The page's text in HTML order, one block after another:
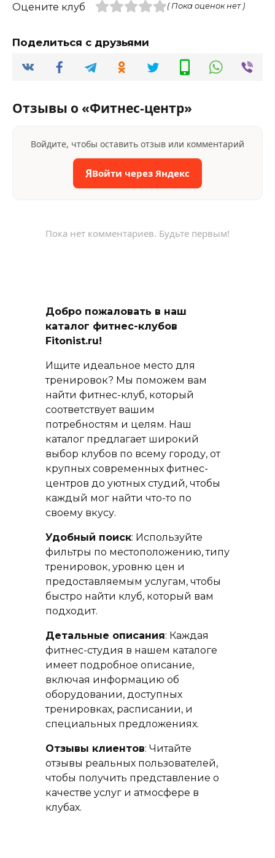
Оцените клуб ( Пока оценок нет )
Поделиться с друзьями
Отзывы о «Фитнес-центр»
Войдите, чтобы оставить отзыв или комментарий
ЯВойти через Яндекс
Пока нет комментариев. Будьте первым!
Добро пожаловать в наш
каталог фитнес-клубов
Fitonist.ru!
Ищите идеальное место для
тренировок? Мы поможем вам
найти фитнес-клуб, который
соответствует вашим
потребностям и целям. Наш
каталог предлагает широкий
выбор клубов по всему городу, от
крупных современных фитнес-
центров до уютных студий, чтобы
каждый мог найти что-то по
своему вкусу.
Удобный поиск: Используйте
фильтры по местоположению, типу
тренировок, уровню цен и
предоставляемым услугам, чтобы
быстро найти клуб, который вам
подходит.
Детальные описания: Каждая
фитнес-студия в нашем каталоге
имеет подробное описание,
включая информацию об
оборудовании, доступных
тренировках, расписании, и
специальных предложениях.
Отзывы клиентов: Читайте
отзывы реальных пользователей,
чтобы получить представление о
качестве услуг и атмосфере в
клубах.